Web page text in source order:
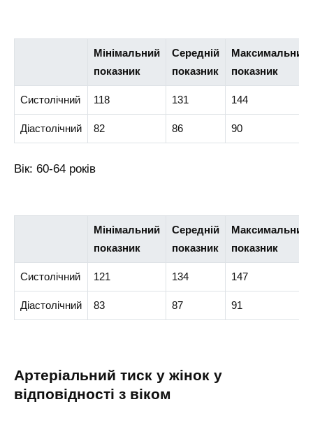
Мінімальний
показник
Середній
показник
Максимальний
показник
Систолічний 118 131 144
Діастолічний 82 86 90
Вік: 60-64 років
Мінімальний
показник
Середній
показник
Максимальний
показник
Систолічний 121 134 147
Діастолічний 83 87 91
Артеріальний тиск у жінок у
відповідності з віком